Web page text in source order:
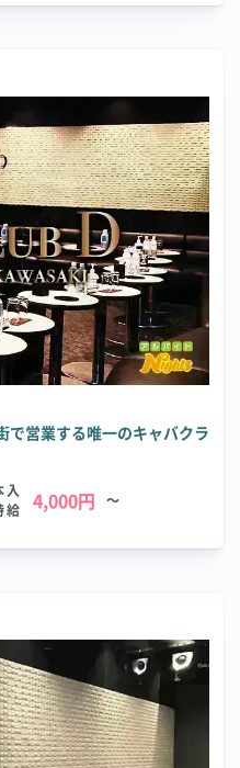
で営業する唯一のキャバクラ
入
給
4,000円 ～